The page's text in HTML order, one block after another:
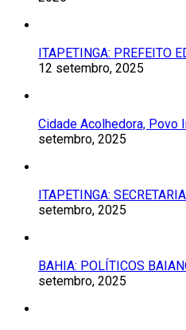
ITAPETINGA: PREFEITO
12 setembro, 2025
Cidade Acolhedora, Povo
setembro, 2025
ITAPETINGA:
setembro, 2025
BAHIA: POLÍTICOS
setembro, 2025